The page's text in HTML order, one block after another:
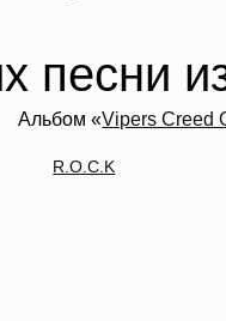
песни
Альбом «Vipers Creed
R.O.C.K